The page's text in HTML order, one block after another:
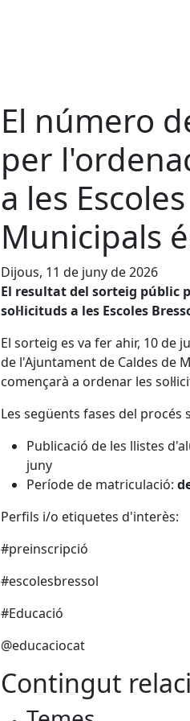
El número
per
a les
Municipals
Dijous, 11 de juny de 2026
El resultat del sorteig públic
sol·licituds a les Escoles
El sorteig es va fer ahir, 10 de
de l'Ajuntament de Caldes de
començarà a ordenar les
Les següents fases del procés
Publicació de les llistes
juny
Període de matriculació:
Perfils i/o etiquetes d'interès:
#preinscripció
#escolesbressol
#Educació
@educaciocat
Contingut